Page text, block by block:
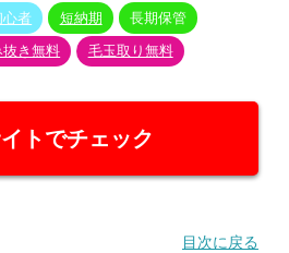
心者 短納期 長期保管
抜き無料 毛玉取り無料
トでチェック
目次に戻る